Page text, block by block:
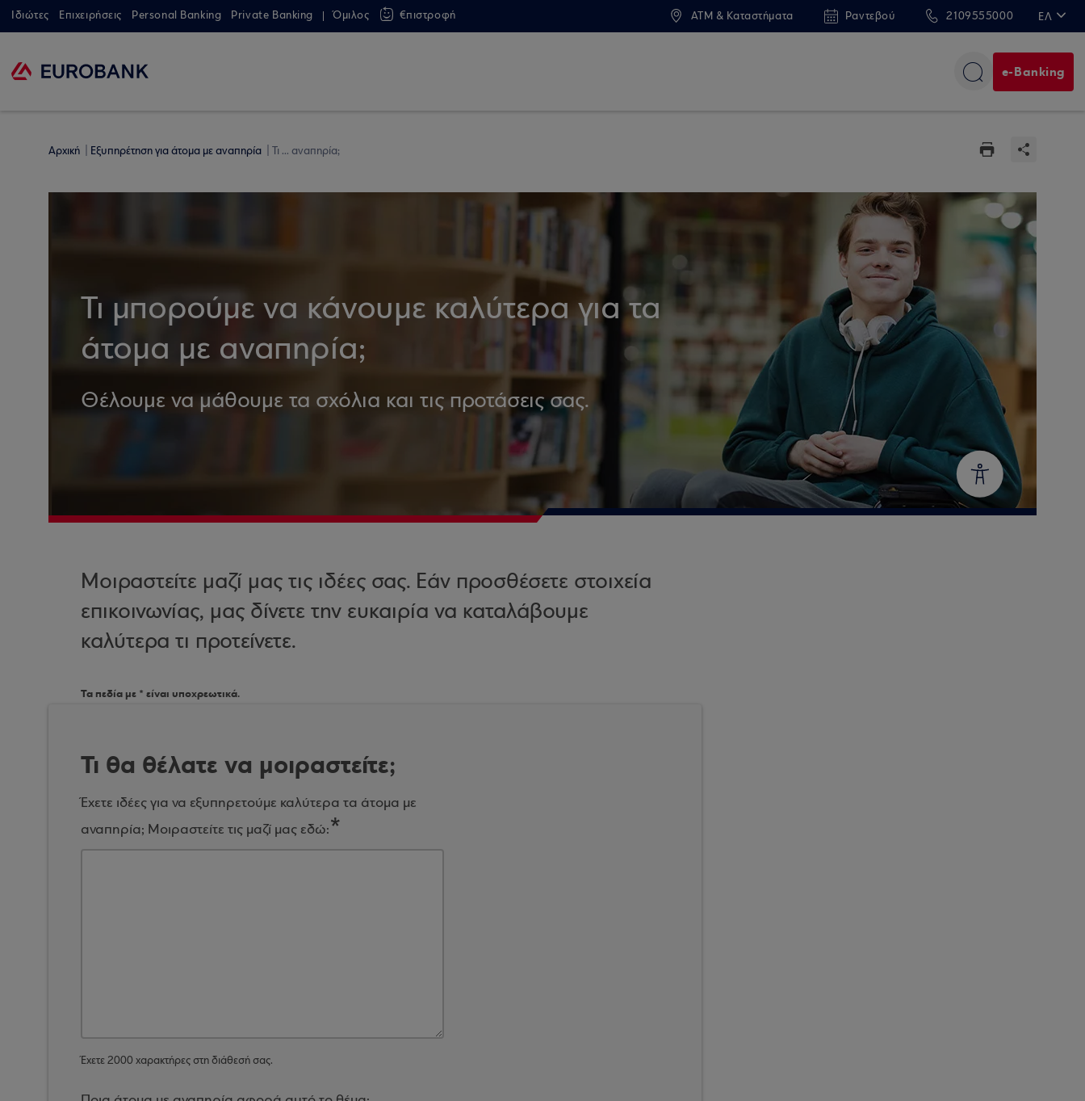
Ιδιώτες Επιχειρήσεις Personal Banking Private Banking Όμιλος €πιστροφή ATM & Καταστήματα Ραντεβού 2109555000 ΕΛ
e-Banking
Αρχική Εξυπηρέτηση για άτομα με αναπηρία Τι ... αναπηρία;
Τι μπορούμε να κάνουμε καλύτερα για τα
άτομα με αναπηρία;
Θέλουμε να μάθουμε τα σχόλια και τις προτάσεις σας.
Μοιραστείτε μαζί μας τις ιδέες σας. Εάν προσθέσετε στοιχεία
επικοινωνίας, μας δίνετε την ευκαιρία να καταλάβουμε
καλύτερα τι προτείνετε.
Τα πεδία με * είναι υποχρεωτικά.
Τι θα θέλατε να μοιραστείτε;
Έχετε ιδέες για να εξυπηρετούμε καλύτερα τα άτομα με
αναπηρία; Μοιραστείτε τις μαζί μας εδώ:
Έχετε 2000 χαρακτήρες στη διάθεσή σας.